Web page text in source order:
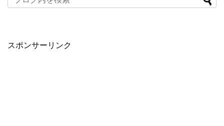
スポンサーリンク